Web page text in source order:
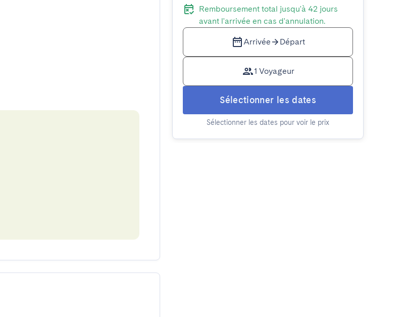
Remboursement total jusqu'à 42 jours
avant l'arrivée en cas d'annulation.
Arrivée Départ
1 Voyageur
Sélectionner les dates
Sélectionner les dates pour voir le prix